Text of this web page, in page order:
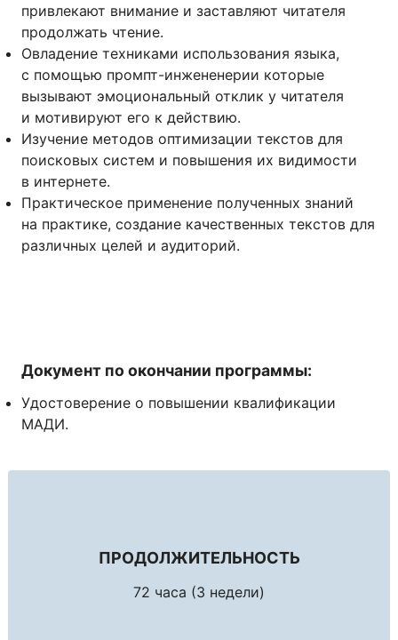
привлекают внимание и заставляют читателя
продолжать чтение.
Овладение техниками использования языка,
с помощью промпт-инжененерии которые
вызывают эмоциональный отклик у читателя
и мотивируют его к действию.
Изучение методов оптимизации текстов для
поисковых систем и повышения их видимости
в интернете.
Практическое применение полученных знаний
на практике, создание качественных текстов для
различных целей и аудиторий.
Документ по окончании программы:
Удостоверение о повышении квалификации
МАДИ.
ПРОДОЛЖИТЕЛЬНОСТЬ
72 часа (3 недели)